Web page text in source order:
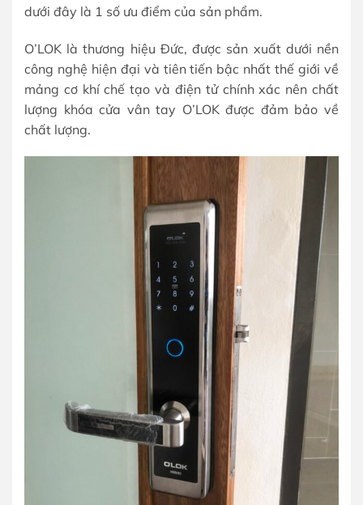
dưới đây là 1 số ưu điểm của sản phẩm.
O’LOK là thương hiệu Đức, được sản xuất dưới nền
công nghệ hiện đại và tiên tiến bậc nhất thế giới về
mảng cơ khí chế tạo và điện tử chính xác nên chất
lượng khóa cửa vân tay O’LOK được đảm bảo về
chất lượng.